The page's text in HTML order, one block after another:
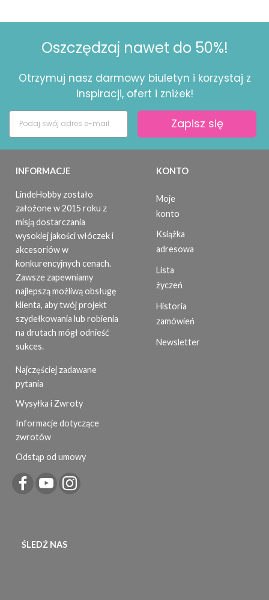
Oszczędzaj nawet do 50%!
Otrzymuj nasz darmowy biuletyn i korzystaj z
inspiracji, ofert i zniżek!
Zapisz się
INFORMACJE
LindeHobby zostało
założone w 2015 roku z
misją dostarczania
wysokiej jakości włóczek i
akcesoriów w
konkurencyjnych cenach.
Zawsze zapewniamy
najlepszą możliwą obsługę
klienta, aby twój projekt
szydełkowania lub robienia
na drutach mógł odnieść
sukces.
Najczęściej zadawane
pytania
Wysyłka i Zwroty
Informacje dotyczące
zwrotów
Odstąp od umowy
KONTO
Moje
konto
Książka
adresowa
Lista
życzeń
Historia
zamówień
Newsletter
ŚLEDŹ NAS